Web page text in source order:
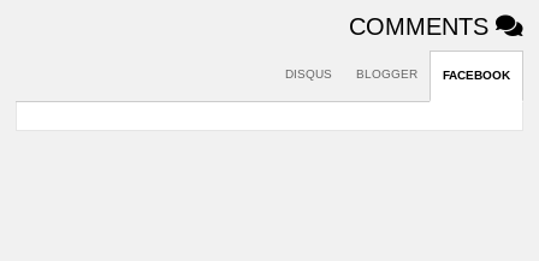
COMMENTS
FACEBOOK
BLOGGER
DISQUS